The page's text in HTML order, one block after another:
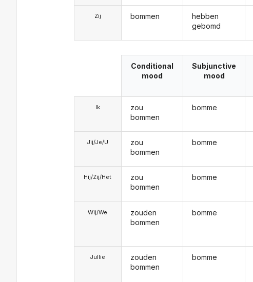
Zij bommen
hebben
gebomd
Ik
Jij/Je/U
Hij/Zij/Het
Wij/We
Jullie
Conditional
mood
zou
bommen
zou
bommen
zou
bommen
zouden
bommen
zouden
bommen
Subjunctive
mood
bomme
bomme
bomme
bomme
bomme